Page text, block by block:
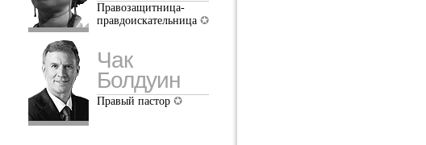
Правозащитница-
правдоискательница
Чак
Болдуин
Правый пастор